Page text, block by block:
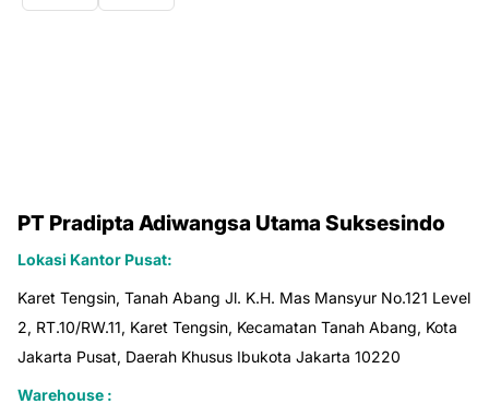
PT Pradipta Adiwangsa Utama Suksesindo
Lokasi Kantor Pusat:
Karet Tengsin, Tanah Abang Jl. K.H. Mas Mansyur No.121 Level
2, RT.10/RW.11, Karet Tengsin, Kecamatan Tanah Abang, Kota
Jakarta Pusat, Daerah Khusus Ibukota Jakarta 10220
Warehouse :